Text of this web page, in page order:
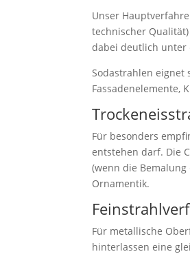
Unser
technischer
dabei deutlich unter
Sodastrahlen eignet
Fassadenelemente,
Für besonders
entstehen darf. Die
(wenn die
Ornamentik.
Für metallische
hinterlassen eine